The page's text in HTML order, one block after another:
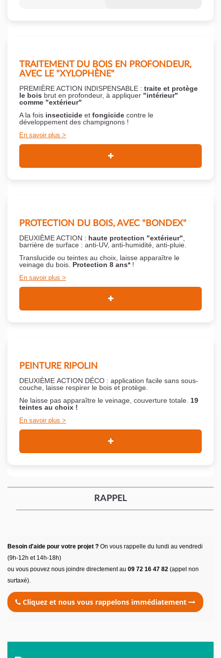
TRAITEMENT DU BOIS EN PROFONDEUR,
AVEC LE "XYLOPHÈNE"
PREMIÈRE ACTION INDISPENSABLE : traite et protège
le bois brut en profondeur, à appliquer "intérieur"
comme "extérieur"
A la fois insecticide et fongicide contre le
développement des champignons !
En savoir plus
PROTECTION DU BOIS, AVEC "BONDEX"
DEUXIÈME ACTION : haute protection "extérieur"
barrière de surface : anti-UV, anti-humidité, anti-pluie.
Translucide ou teintes au choix, laisse apparaître le
veinage du bois. Protection 8 ans*!
En savoir plus
PEINTURE RIPOLIN
DEUXIÈME ACTION DÉCO : application facile sans sous-
couche, laisse respirer le bois et protège.
Ne laisse pas apparaître le veinage, couverture totale. 19
teintes au choix !
En savoir plus
RAPPEL
Besoin d'aide pour votre projet ? On vous rappelle du lundi au vendredi
(9h-12h et 14h-18h)
ou vous pouvez nous joindre directement au 09 72 16 47 82 (appel non
surtaxé).
Cliquez et nous vous rappelons immédiatement